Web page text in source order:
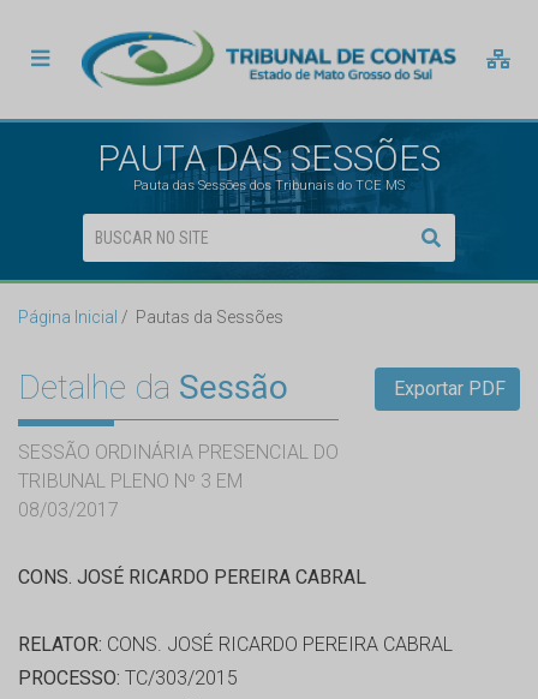
PAUTA DAS SESSÕES
Pauta das Sessões dos Tribunais do TCE MS
Página Inicial Pautas da Sessões
Detalhe da Sessão
SESSÃO ORDINÁRIA PRESENCIAL DO
TRIBUNAL PLENO Nº 3 EM
08/03/2017
Exportar PDF
CONS. JOSÉ RICARDO PEREIRA CABRAL
RELATOR: CONS. JOSÉ RICARDO PEREIRA CABRAL
PROCESSO: TC/303/2015